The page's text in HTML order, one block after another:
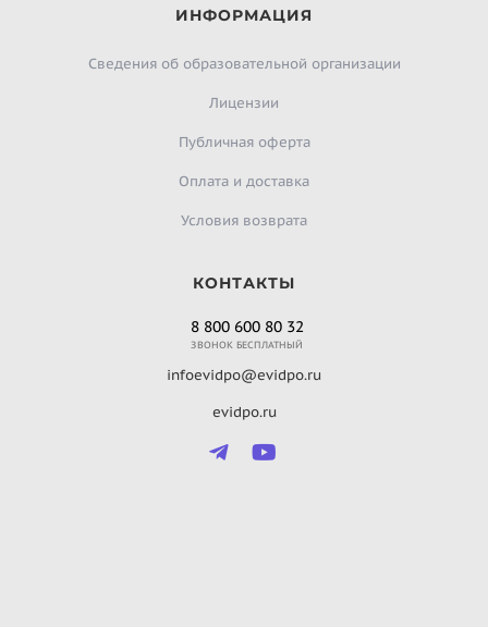
ИНФОРМАЦИЯ
Сведения об образовательной организации
Лицензии
Публичная оферта
Оплата и доставка
Условия возврата
КОНТАКТЫ
8 800 600 80 32
ЗВОНОК БЕСПЛАТНЫЙ
infoevidpo@evidpo.ru
evidpo.ru